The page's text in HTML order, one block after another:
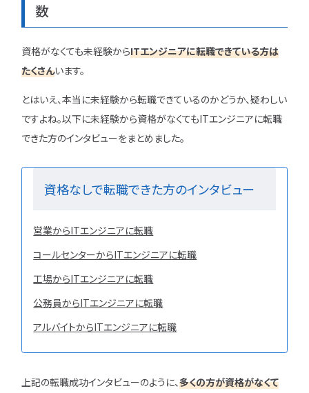
数
資格がなくても未経験からITエンジニアに転職できている方は
たくさんいます。
とはいえ、本当に未経験から転職できているのかどうか、疑わしい
ですよね。以下に未経験から資格がなくてもITエンジニアに転職
できた方のインタビューをまとめました。
資格なしで転職できた方のインタビュー
営業からITエンジニアに転職
コールセンターからITエンジニアに転職
工場からITエンジニアに転職
公務員からITエンジニアに転職
アルバイトからITエンジニアに転職
上記の転職成功インタビューのように、多くの方が資格がなくて